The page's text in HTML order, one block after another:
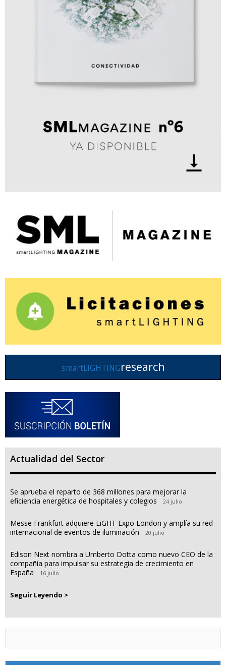
smartLIGHTINGresearch
Actualidad del Sector
Se aprueba el reparto de 368 millones para mejorar la
eficiencia energética de hospitales y colegios
24 julio
Messe Frankfurt adquiere LiGHT Expo London y amplía su red
internacional de eventos de iluminación
20 julio
Edison Next nombra a Umberto Dotta como nuevo CEO de la
compañía para impulsar su estrategia de crecimiento en
España
16 julio
Seguir Leyendo >